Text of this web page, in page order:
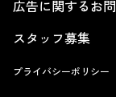
広告に関するお
スタッフ募集
プライバシーポリシー